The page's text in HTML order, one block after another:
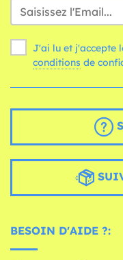
J'ai lu et j'accepte
conditions de
BESOIN D'AIDE ?: